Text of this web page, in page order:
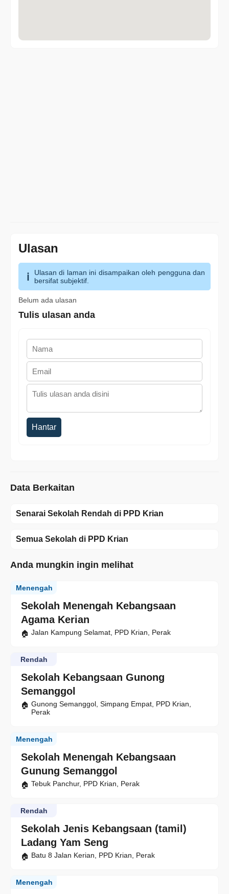
Ulasan
Ulasan di laman ini disampaikan oleh pengguna dan
bersifat subjektif.
Belum ada ulasan
Tulis ulasan anda
Hantar
Data Berkaitan
Senarai Sekolah Rendah di PPD Krian
Semua Sekolah di PPD Krian
Anda mungkin ingin melihat
Sekolah Menengah Kebangsaan
Agama Kerian
Menengah
Jalan Kampung Selamat, PPD Krian, Perak
Sekolah Kebangsaan Gunong
Semanggol
Rendah
Gunong Semanggol, Simpang Empat, PPD Krian,
Perak
Sekolah Menengah Kebangsaan
Gunung Semanggol
Menengah
Tebuk Panchur, PPD Krian, Perak
Sekolah Jenis Kebangsaan (tamil)
Ladang Yam Seng
Rendah
Batu 8 Jalan Kerian, PPD Krian, Perak
Menengah